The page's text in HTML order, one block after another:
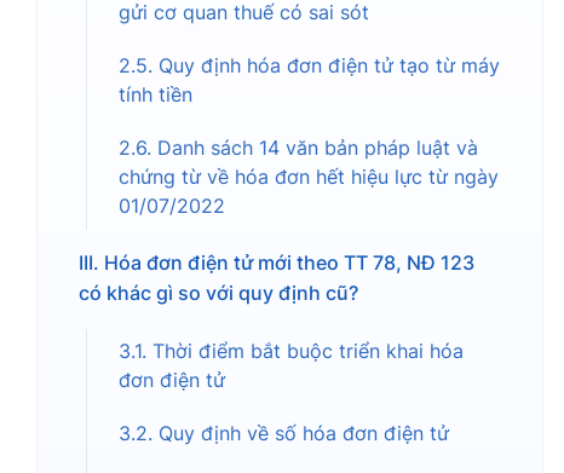
gửi cơ quan thuế có sai sót
2.5. Quy định hóa đơn điện tử tạo từ máy
tính tiền
2.6. Danh sách 14 văn bản pháp luật và
chứng từ về hóa đơn hết hiệu lực từ ngày
01/07/2022
III. Hóa đơn điện tử mới theo TT 78, NĐ 123
có khác gì so với quy định cũ?
3.1. Thời điểm bắt buộc triển khai hóa
đơn điện tử
3.2. Quy định về số hóa đơn điện tử